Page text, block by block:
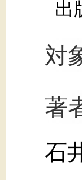
出
対
著
石